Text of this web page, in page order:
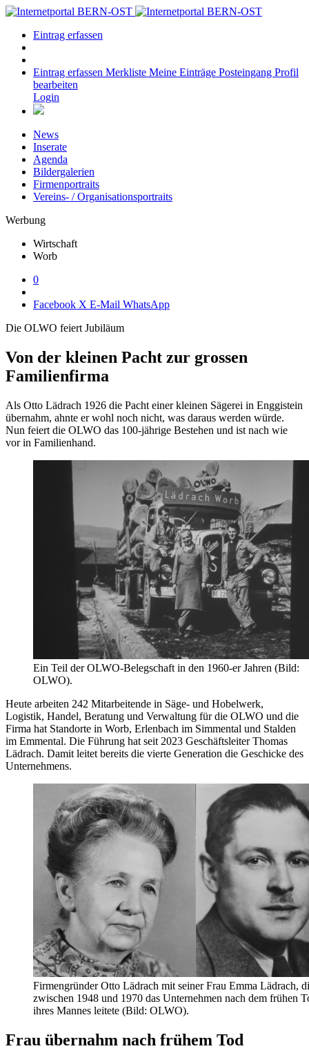
Eintrag erfassen
Eintrag erfassen Merkliste Meine Einträge Posteingang Profil
bearbeiten
Login
News
Inserate
Agenda
Bildergalerien
Firmenportraits
Vereins- / Organisationsportraits
Werbung
Wirtschaft
Worb
0
Facebook X E-Mail WhatsApp
Die OLWO feiert Jubiläum
Von der kleinen Pacht zur grossen
Familienfirma
Als Otto Lädrach 1926 die Pacht einer kleinen Sägerei in Enggistein
übernahm, ahnte er wohl noch nicht, was daraus werden würde.
Nun feiert die OLWO das 100-jährige Bestehen und ist nach wie
vor in Familienhand.
Ein Teil der OLWO-Belegschaft in den 1960-er Jahren (Bild:
OLWO).
Heute arbeiten 242 Mitarbeitende in Säge- und Hobelwerk,
Logistik, Handel, Beratung und Verwaltung für die OLWO und die
Firma hat Standorte in Worb, Erlenbach im Simmental und Stalden
im Emmental. Die Führung hat seit 2023 Geschäftsleiter Thomas
Lädrach. Damit leitet bereits die vierte Generation die Geschicke des
Unternehmens.
Firmengründer Otto Lädrach mit seiner Frau Emma Lädrach,
zwischen 1948 und 1970 das Unternehmen nach dem frühen
ihres Mannes leitete (Bild: OLWO).
Frau übernahm nach frühem Tod